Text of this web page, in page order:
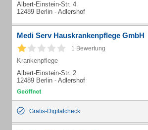
Albert-Einstein-Str. 4
12489 Berlin - Adlershof
Medi Serv Hauskrankenpflege GmbH
1 Bewertung
Krankenpflege
Albert-Einstein-Str. 2
12489 Berlin - Adlershof
Gratis-Digitalcheck